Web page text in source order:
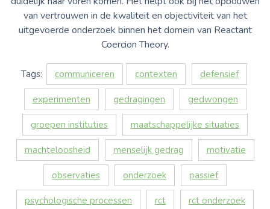
van vertrouwen in de kwaliteit en objectiviteit van het
uitgevoerde onderzoek binnen het domein van Reactant
Coercion Theory.
Tags: communiceren contexten defensief
experimenten gedragingen gedwongen
groepen instituties maatschappelijke situaties
machteloosheid menselijk gedrag motivatie
observaties onderzoek passief
psychologische processen rct rct onderzoek